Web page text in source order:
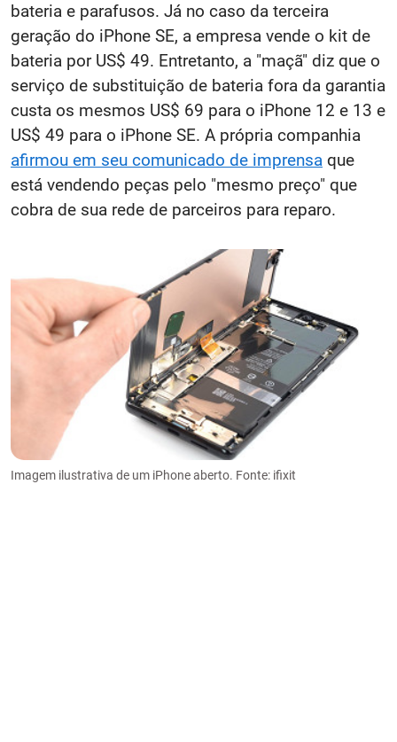
bateria e parafusos. Já no caso da terceira
geração do iPhone SE, a empresa vende o kit de
bateria por US$ 49. Entretanto, a "maçã" diz que o
serviço de substituição de bateria fora da garantia
custa os mesmos US$ 69 para o iPhone 12 e 13 e
US$ 49 para o iPhone SE. A própria companhia
afirmou em seu comunicado de imprensa que
está vendendo peças pelo "mesmo preço" que
cobra de sua rede de parceiros para reparo.
Imagem ilustrativa de um iPhone aberto. Fonte: ifixit